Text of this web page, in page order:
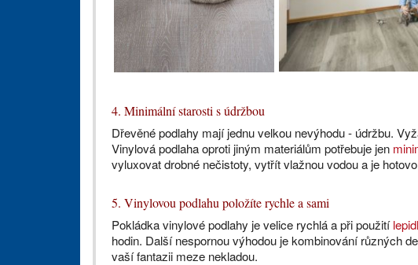
4. Minimální starosti s údržbou
Dřevěné podlahy mají jednu velkou nevýhodu - údržbu.
Vinylová podlaha oproti jiným materiálům potřebuje jen
vyluxovat drobné nečistoty, vytřít vlažnou vodou a je
5. Vinylovou podlahu položíte rychle a sami
Pokládka vinylové podlahy je velice rychlá a při použití
hodin. Další nespornou výhodou je kombinování různých
vaší fantazii meze nekladou.